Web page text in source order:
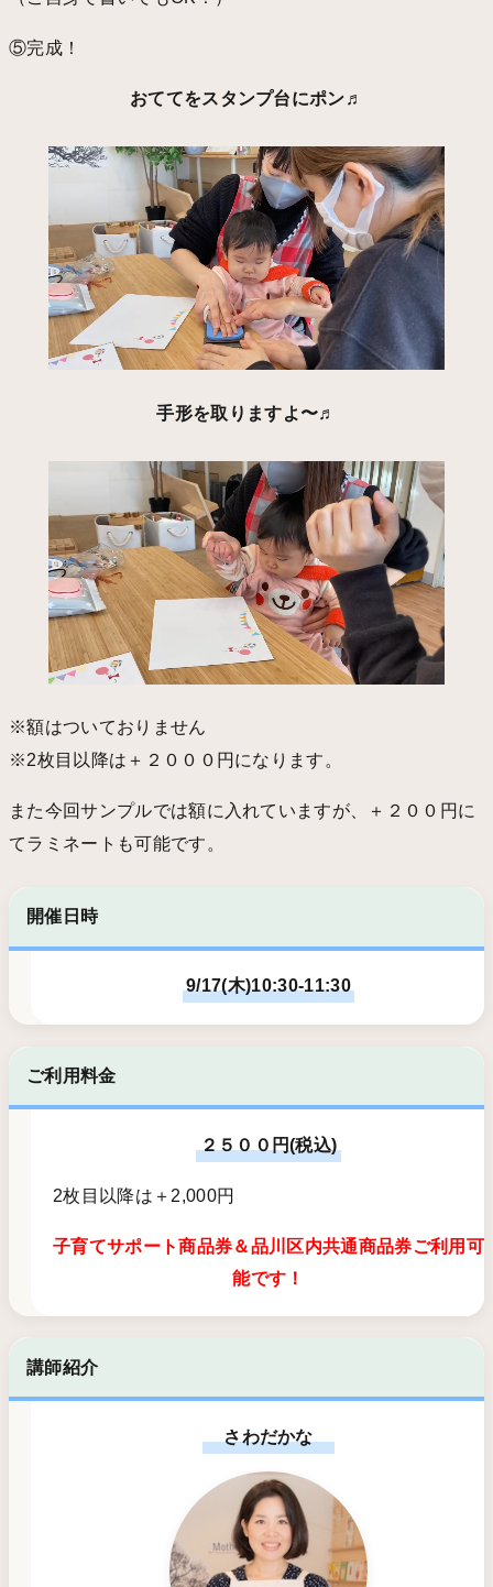
⑤完成！
おててをスタンプ台にポン♬
手形を取りますよ〜♬
※額はついておりません
※2枚目以降は＋２０００円になります。
また今回サンプルでは額に入れていますが、＋２００円に
てラミネートも可能です。
開催日時
9/17(木)10:30-11:30
ご利用料金
２５００円(税込)
2枚目以降は＋2,000円
子育てサポート商品券＆品川区内共通商品券ご利用可
能です！
講師紹介
さわだかな